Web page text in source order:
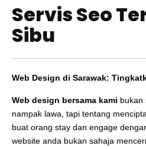
Servis Seo
Sibu
Web Design di Sarawak:
Web design bersama kami bukan
nampak lawa, tapi tentang
buat orang stay dan engage
website anda bukan sahaja